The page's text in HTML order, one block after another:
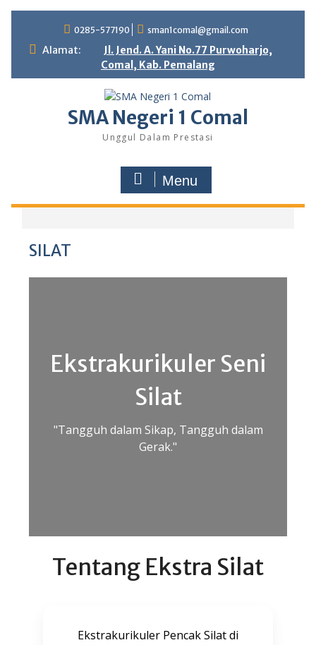
t
0285-577190 sman1comal@gmail.com
Alamat:
Jl. Jend. A. Yani No.77 Purwoharjo,
Comal, Kab. Pemalang
SMA Negeri 1 Comal
Unggul Dalam Prestasi
Menu
SILAT
Ekstrakurikuler Seni
Silat
"Tangguh dalam Sikap, Tangguh dalam
Gerak."
Tentang Ekstra Silat
Ekstrakurikuler Pencak Silat di